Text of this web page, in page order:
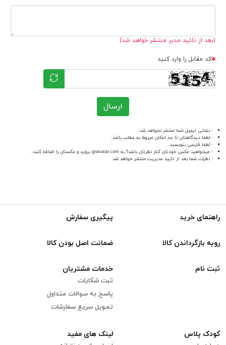
(بعد از تائید مدیر منتشر خواهد شد)
کد مقابل را وارد کنید
ارسال
- نشانی ایمیل شما منتشر نخواهد شد.
- لطفا دیدگاهتان تا حد امکان مربوط به مطلب باشد.
- لطفا فارسی بنویسید.
- میخواهید عکس خودتان کنار نظرتان باشد؟ به gravatar.com بروید و عکستان را اضافه کنید.
- نظرات شما بعد از تایید مدیریت منتشر خواهد شد
راهنمای خرید پیگیری سفارش
رویه بازگرداندن کالا ضمانت اصل بودن کالا
ثبت نام خدمات مشتریان
ثبت شکایات
پاسخ به سوالات متداول
تحویل سریع سفارشات
کودک پلاس لینک های مفید